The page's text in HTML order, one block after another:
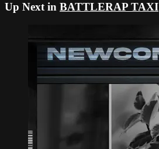
Up Next in BATTLERAP TAXI